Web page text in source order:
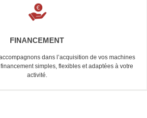
FINANCEMENT
dans l’acquisition de vos machines
simples, flexibles et adaptées à votre
activité.